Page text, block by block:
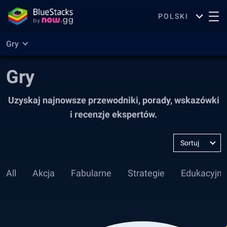
POLSKI
Gry
Gry
Uzyskaj najnowsze przewodniki, porady, wskazówki
i recenzje ekspertów.
All Akcja Fabularne Strategie Edukacyjne
Sortuj
Najnowsze